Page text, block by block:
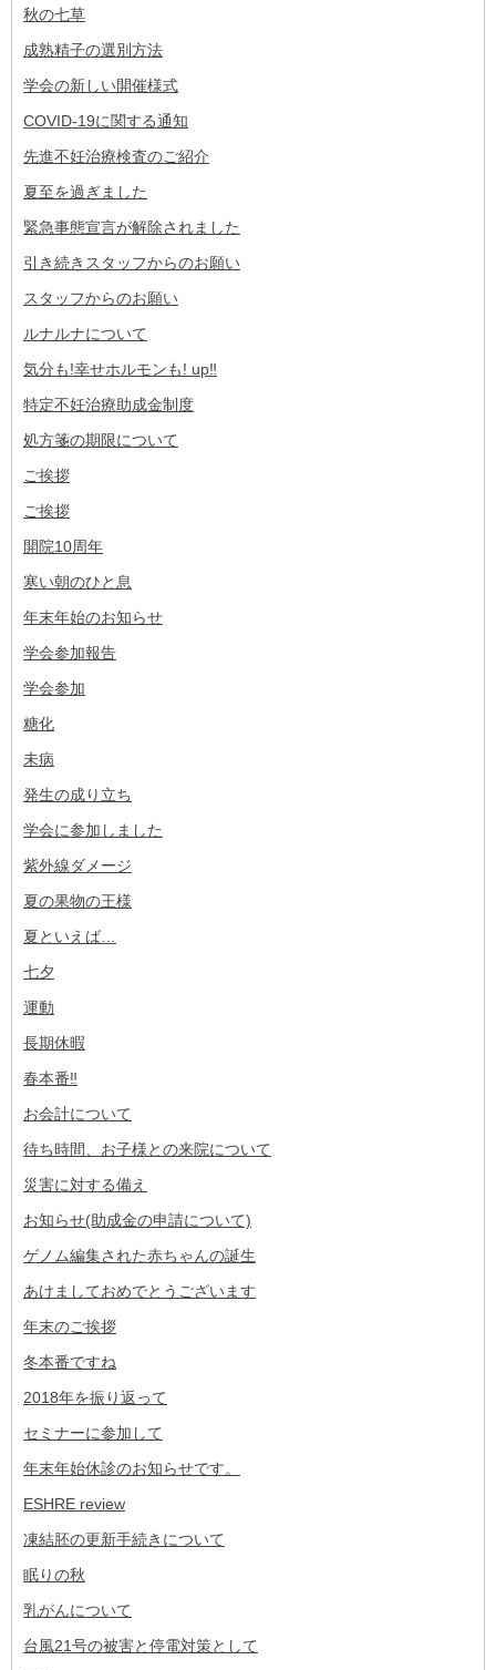
秋の七草
成熟精子の選別方法
学会の新しい開催様式
COVID-19に関する通知
先進不妊治療検査のご紹介
夏至を過ぎました
緊急事態宣言が解除されました
引き続きスタッフからのお願い
スタッフからのお願い
ルナルナについて
気分も!幸せホルモンも! up‼︎
特定不妊治療助成金制度
処方箋の期限について
ご挨拶
ご挨拶
開院10周年
寒い朝のひと息
年末年始のお知らせ
学会参加報告
学会参加
糖化
未病
発生の成り立ち
学会に参加しました
紫外線ダメージ
夏の果物の王様
夏といえば…
七夕
運動
長期休暇
春本番‼︎
お会計について
待ち時間、お子様との来院について
災害に対する備え
お知らせ(助成金の申請について)
ゲノム編集された赤ちゃんの誕生
あけましておめでとうございます
年末のご挨拶
冬本番ですね
2018年を振り返って
セミナーに参加して
年末年始休診のお知らせです。
ESHRE review
凍結胚の更新手続きについて
眠りの秋
乳がんについて
台風21号の被害と停電対策として